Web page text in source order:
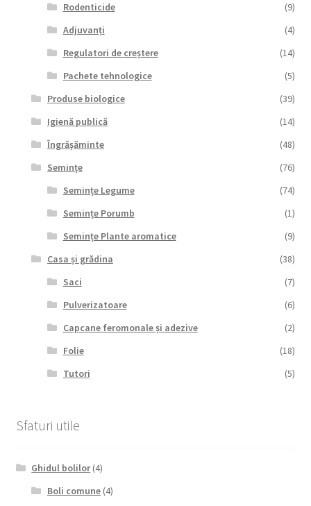
Rodenticide
(9)
Adjuvanți
(4)
Regulatori de creștere
(14)
Pachete tehnologice
(5)
Produse biologice
(39)
Igienă publică
(14)
Îngrășăminte
(48)
Semințe
(76)
Semințe Legume
(74)
Semințe Porumb
(1)
Semințe Plante aromatice
(9)
Casa și grădina
(38)
Saci
(7)
Pulverizatoare
(6)
Capcane feromonale și adezive
(2)
Folie
(18)
Tutori
(5)
Sfaturi utile
Ghidul bolilor(4)
Boli comune(4)